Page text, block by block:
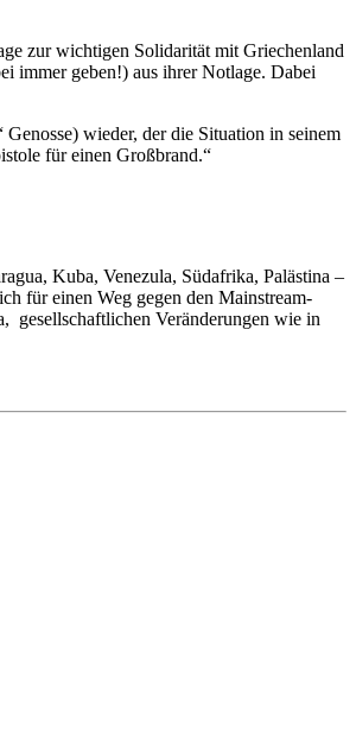
zur wichtigen Solidarität mit Griechenland
immer geben!) aus ihrer Notlage. Dabei
wieder, der die Situation in seinem
für einen Großbrand.“
Kuba, Venezula, Südafrika, Palästina –
für einen Weg gegen den Mainstream-
gesellschaftlichen Veränderungen wie in